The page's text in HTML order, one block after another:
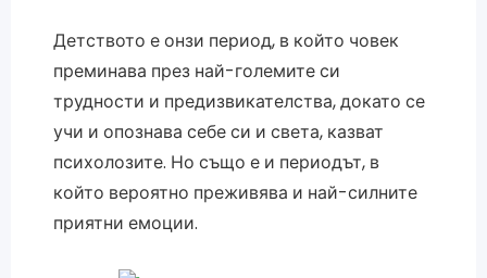
Детството е онзи период, в който човек
преминава през най-големите си
трудности и предизвикателства, докато се
учи и опознава себе си и света, казват
психолозите. Но също е и периодът, в
който вероятно преживява и най-силните
приятни емоции.